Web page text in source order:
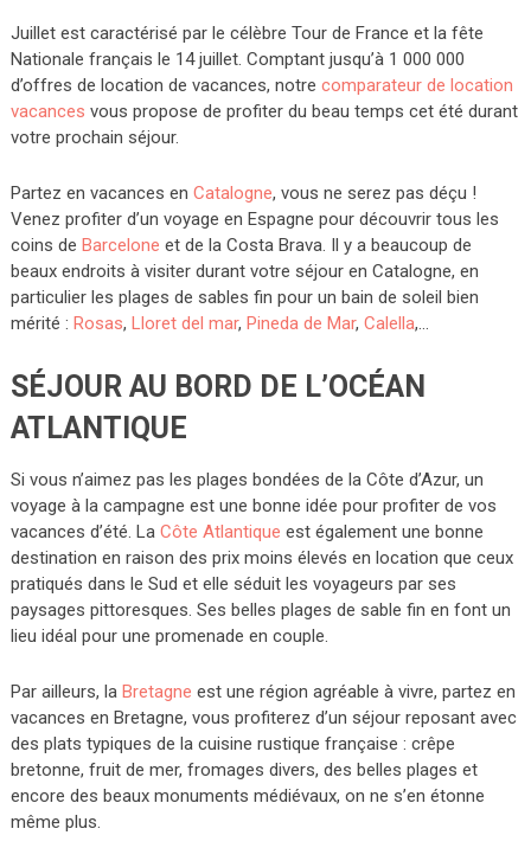
Juillet est caractérisé par le célèbre Tour de France et la fête
Nationale français le 14 juillet. Comptant jusqu’à 1 000 000
d’offres de location de vacances, notre comparateur de location
vacances vous propose de profiter du beau temps cet été durant
votre prochain séjour.
Partez en vacances en Catalogne, vous ne serez pas déçu !
Venez profiter d’un voyage en Espagne pour découvrir tous les
coins de Barcelone et de la Costa Brava. Il y a beaucoup de
beaux endroits à visiter durant votre séjour en Catalogne, en
particulier les plages de sables fin pour un bain de soleil bien
mérité : Rosas, Lloret del mar, Pineda de Mar, Calella,…
SÉJOUR AU BORD DE L’OCÉAN
ATLANTIQUE
Si vous n’aimez pas les plages bondées de la Côte d’Azur, un
voyage à la campagne est une bonne idée pour profiter de vos
vacances d’été. La Côte Atlantique est également une bonne
destination en raison des prix moins élevés en location que ceux
pratiqués dans le Sud et elle séduit les voyageurs par ses
paysages pittoresques. Ses belles plages de sable fin en font un
lieu idéal pour une promenade en couple.
Par ailleurs, la Bretagne est une région agréable à vivre, partez en
vacances en Bretagne, vous profiterez d’un séjour reposant avec
des plats typiques de la cuisine rustique française : crêpe
bretonne, fruit de mer, fromages divers, des belles plages et
encore des beaux monuments médiévaux, on ne s’en étonne
même plus.